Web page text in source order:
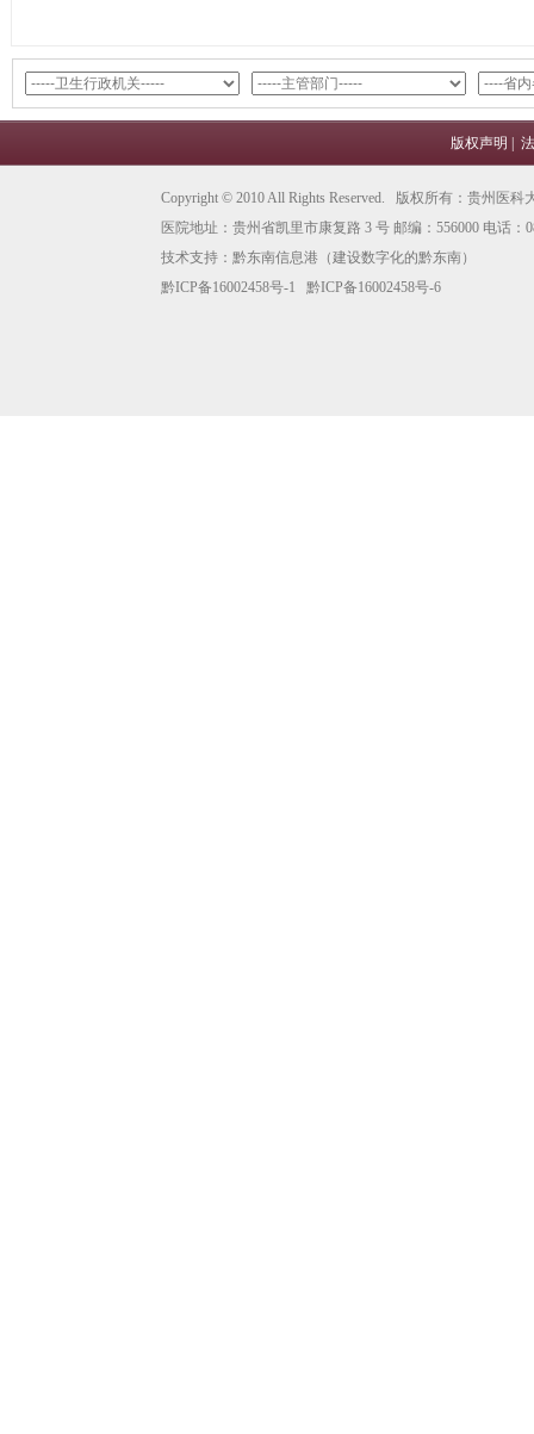
版权声明
Copyright © 2010 All Rights Reserved. 版权所有：贵州医科
医院地址：贵州省凯里市康复路 3 号 邮编：556000 电话：
技术支持： 黔东南信息港 （建设数字化的黔东南）
黔ICP备16002458号-1
黔ICP备16002458号-6